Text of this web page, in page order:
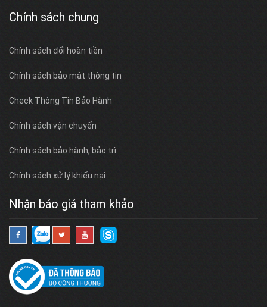
Chính sách chung
Chính sách đổi hoàn tiền
Chính sách bảo mật thông tin
Check Thông Tin Bảo Hành
Chính sách vận chuyển
Chính sách bảo hành, bảo trì
Chính sách xử lý khiếu nại
Nhận báo giá tham khảo